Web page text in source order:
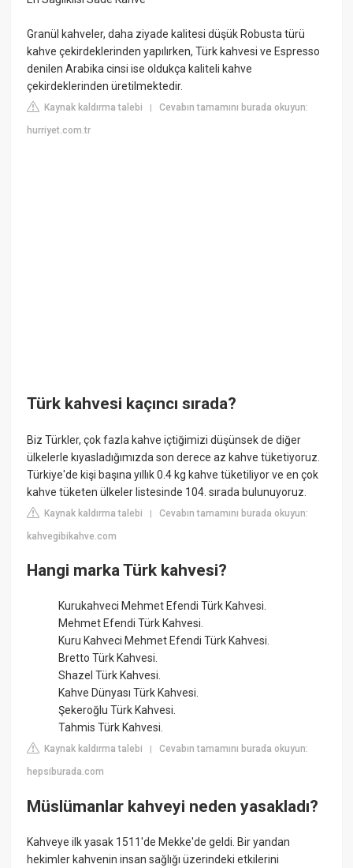
Granül kahveler, daha ziyade kalitesi düşük Robusta türü
kahve çekirdeklerinden yapılırken, Türk kahvesi ve Espresso
denilen Arabika cinsi ise oldukça kaliteli kahve
çekirdeklerinden üretilmektedir.
Kaynak kaldırma talebi |Cevabın tamamını burada okuyun:
hurriyet.com.tr
Türk kahvesi kaçıncı sırada?
Biz Türkler, çok fazla kahve içtiğimizi düşünsek de diğer
ülkelerle kıyasladığımızda son derece az kahve tüketiyoruz.
Türkiye'de kişi başına yıllık 0.4 kg kahve tüketiliyor ve en çok
kahve tüketen ülkeler listesinde 104. sırada bulunuyoruz.
Kaynak kaldırma talebi |Cevabın tamamını burada okuyun:
kahvegibikahve.com
Hangi marka Türk kahvesi?
Kurukahveci Mehmet Efendi Türk Kahvesi.
Mehmet Efendi Türk Kahvesi.
Kuru Kahveci Mehmet Efendi Türk Kahvesi.
Bretto Türk Kahvesi.
Shazel Türk Kahvesi.
Kahve Dünyası Türk Kahvesi.
Şekeroğlu Türk Kahvesi.
Tahmis Türk Kahvesi.
Kaynak kaldırma talebi |Cevabın tamamını burada okuyun:
hepsiburada.com
Müslümanlar kahveyi neden yasakladı?
Kahveye ilk yasak 1511'de Mekke'de geldi. Bir yandan
hekimler kahvenin insan sağlığı üzerindeki etkilerini